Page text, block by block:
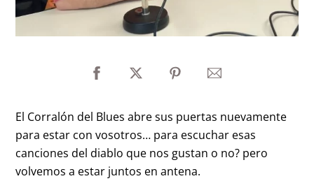
El Corralón del Blues abre sus puertas nuevamente
para estar con vosotros… para escuchar esas
canciones del diablo que nos gustan o no? pero
volvemos a estar juntos en antena.